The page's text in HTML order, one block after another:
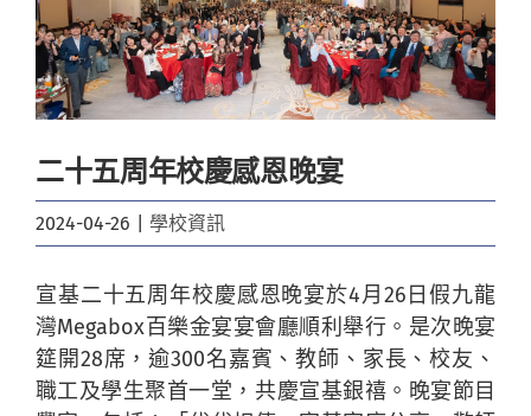
二十五周年校慶感恩晚宴
2024-04-26 學校資訊
宣基二十五周年校慶感恩晚宴於4月26日假九龍
灣Megabox百樂金宴宴會廳順利舉行。是次晚宴
筵開28席，逾300名嘉賓、教師、家長、校友、
職工及學生聚首一堂，共慶宣基銀禧 。晚宴節目